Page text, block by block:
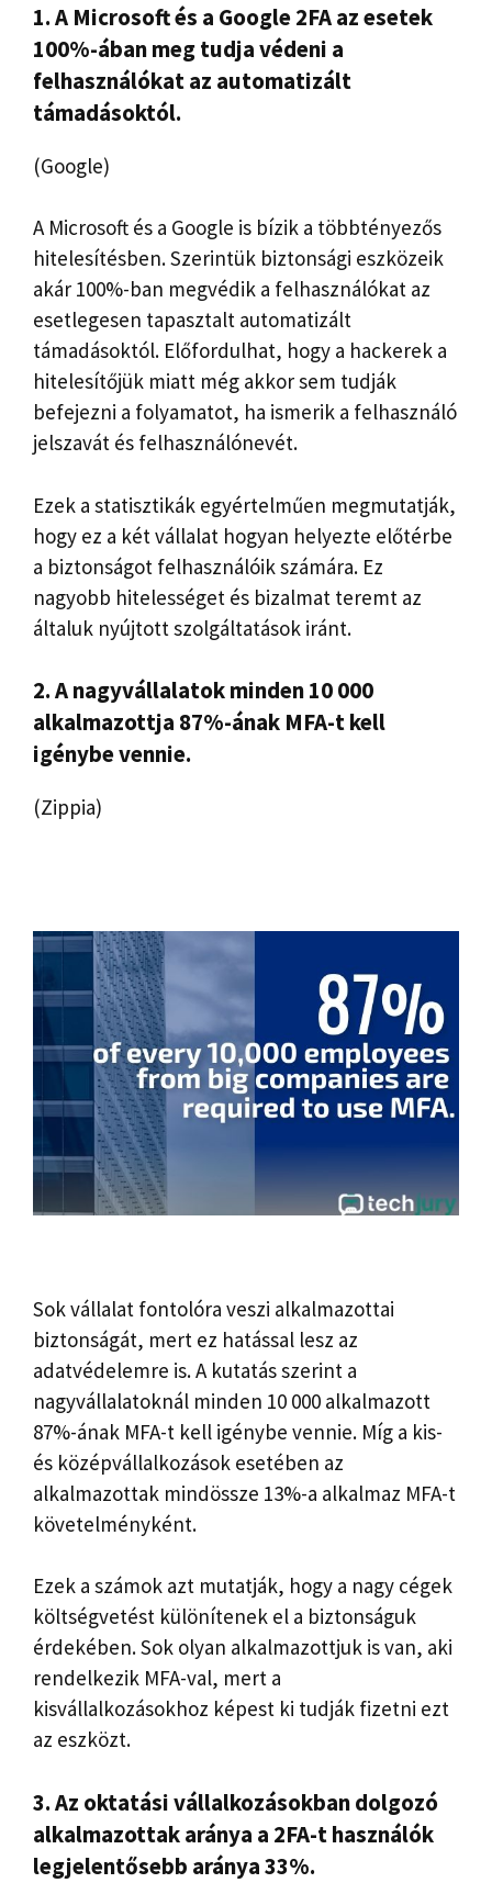
1. A Microsoft és a Google 2FA az esetek
100%-ában meg tudja védeni a
felhasználókat az automatizált
támadásoktól.
(Google)
A Microsoft és a Google is bízik a többtényezős
hitelesítésben. Szerintük biztonsági eszközeik
akár 100%-ban megvédik a felhasználókat az
esetlegesen tapasztalt automatizált
támadásoktól. Előfordulhat, hogy a hackerek a
hitelesítőjük miatt még akkor sem tudják
befejezni a folyamatot, ha ismerik a felhasználó
jelszavát és felhasználónevét.
Ezek a statisztikák egyértelműen megmutatják,
hogy ez a két vállalat hogyan helyezte előtérbe
a biztonságot felhasználóik számára. Ez
nagyobb hitelességet és bizalmat teremt az
általuk nyújtott szolgáltatások iránt.
2. A nagyvállalatok minden 10 000
alkalmazottja 87%-ának MFA-t kell
igénybe vennie.
(Zippia)
Sok vállalat fontolóra veszi alkalmazottai
biztonságát, mert ez hatással lesz az
adatvédelemre is. A kutatás szerint a
nagyvállalatoknál minden 10 000 alkalmazott
87%-ának MFA-t kell igénybe vennie. Míg a kis-
és középvállalkozások esetében az
alkalmazottak mindössze 13%-a alkalmaz MFA-t
követelményként.
Ezek a számok azt mutatják, hogy a nagy cégek
költségvetést különítenek el a biztonságuk
érdekében. Sok olyan alkalmazottjuk is van, aki
rendelkezik MFA-val, mert a
kisvállalkozásokhoz képest ki tudják fizetni ezt
az eszközt.
3. Az oktatási vállalkozásokban dolgozó
alkalmazottak aránya a 2FA-t használók
legjelentősebb aránya 33%.